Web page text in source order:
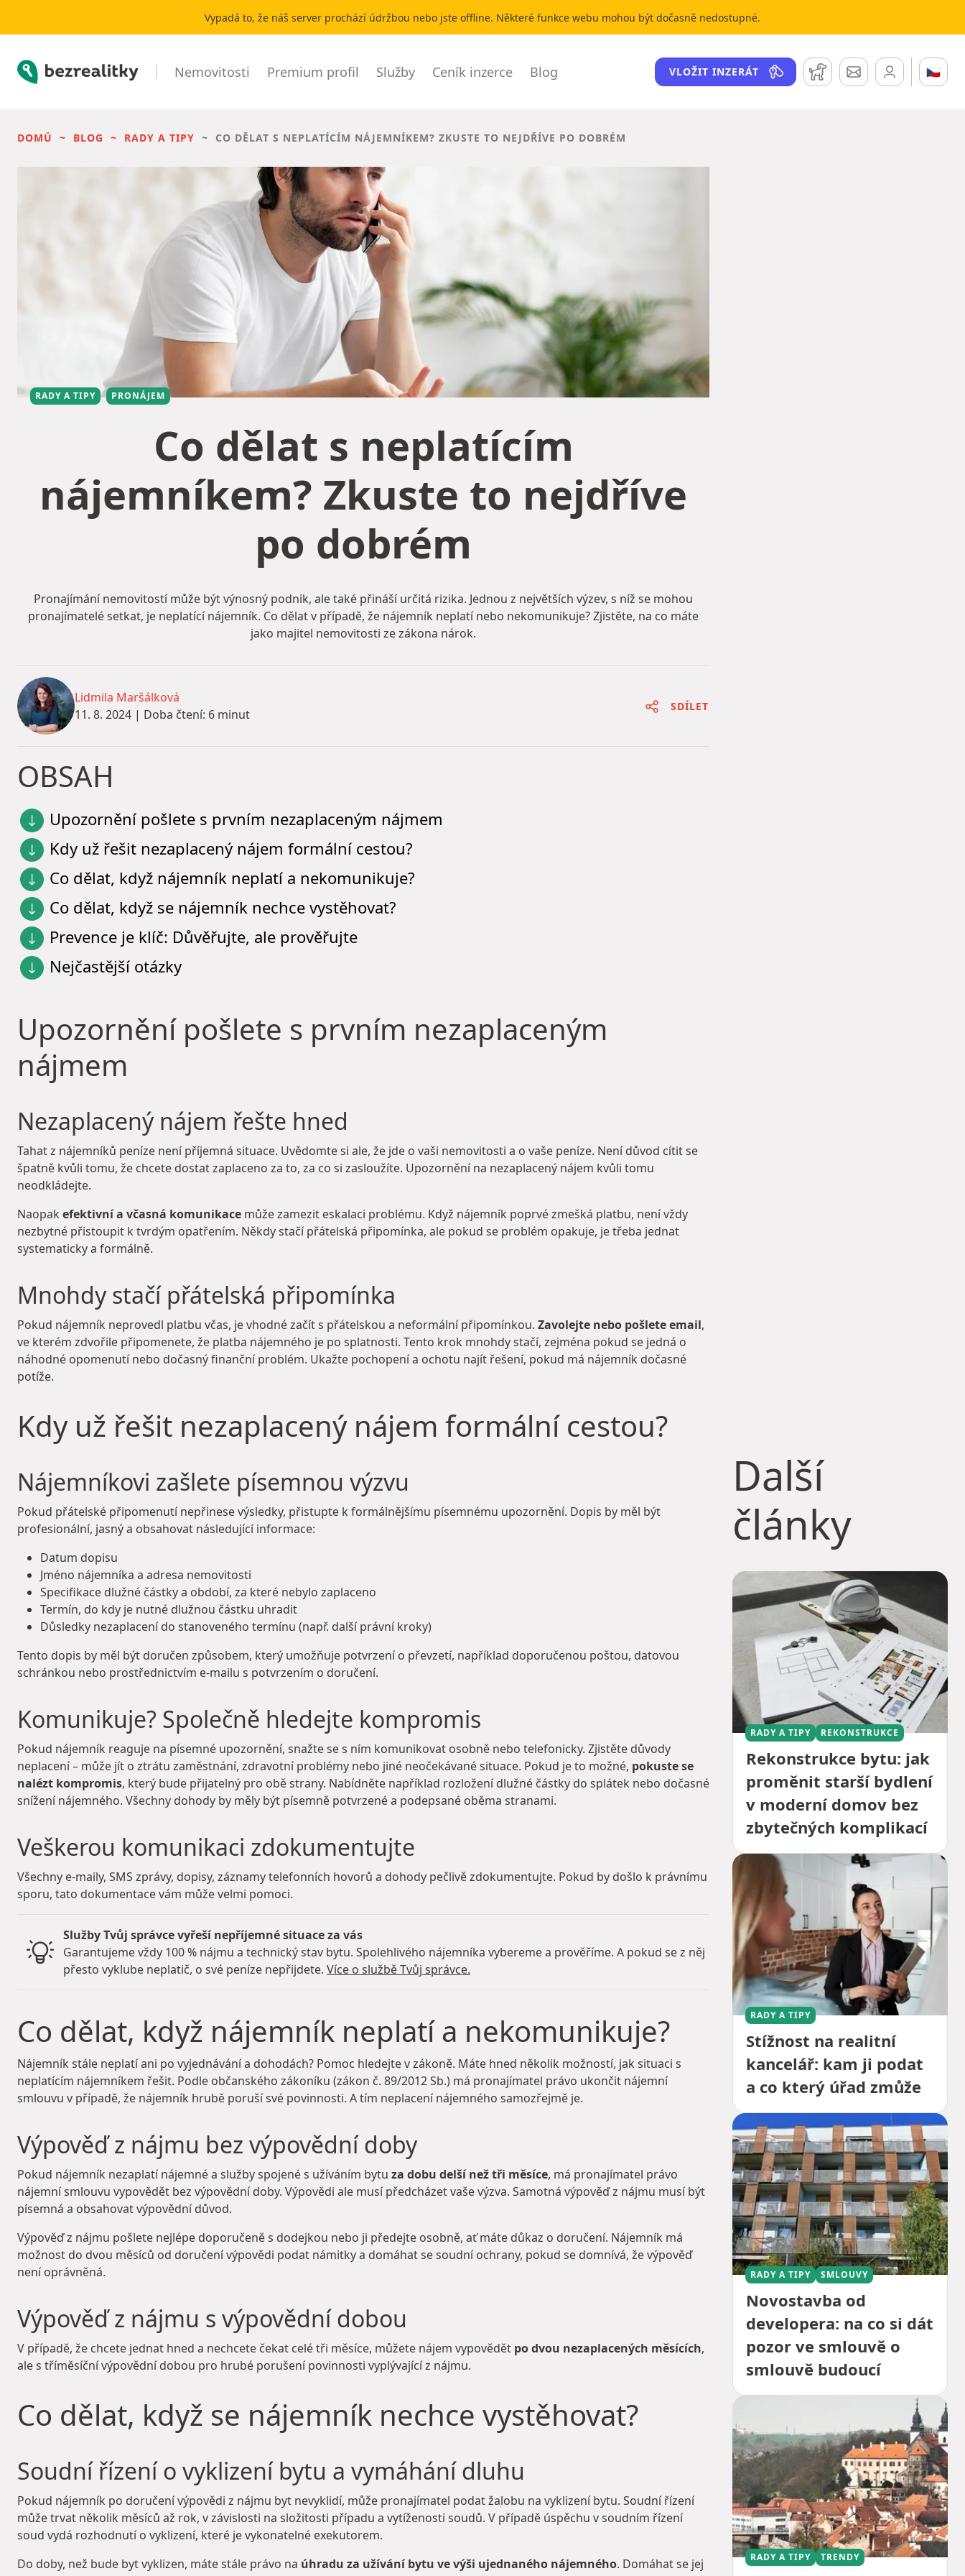
Vypadá to, že náš server prochází údržbou nebo jste offline. Některé funkce webu mohou být dočasně nedostupné.
Bezrealitky Nemovitosti Premium profil Služby Ceník inzerce Blog VLOŽIT INZERÁT Hlídací pesZprávy 🇨🇿
DOMŮ BLOG RADY A TIPY CO DĚLAT S NEPLATÍCÍM NÁJEMNÍKEM? ZKUSTE TO NEJDŘÍVE PO DOBRÉM
RADY A TIPY PRONÁJEM
Co dělat s neplatícím
nájemníkem? Zkuste to nejdříve
po dobrém
Pronajímání nemovitostí může být výnosný podnik, ale také přináší určitá rizika. Jednou z největších výzev, s níž se mohou
pronajímatelé setkat, je neplatící nájemník. Co dělat v případě, že nájemník neplatí nebo nekomunikuje? Zjistěte, na co máte
jako majitel nemovitosti ze zákona nárok.
Lidmila Maršálková
11. 8. 2024 | Doba čtení: 6 minut
SDÍLET
OBSAH
Upozornění pošlete s prvním nezaplaceným nájmem
Kdy už řešit nezaplacený nájem formální cestou?
Co dělat, když nájemník neplatí a nekomunikuje?
Co dělat, když se nájemník nechce vystěhovat?
Prevence je klíč: Důvěřujte, ale prověřujte
Nejčastější otázky
Upozornění pošlete s prvním nezaplaceným
nájmem
Nezaplacený nájem řešte hned
Tahat z nájemníků peníze není příjemná situace. Uvědomte si ale, že jde o vaši nemovitosti a o vaše peníze. Není důvod cítit se
špatně kvůli tomu, že chcete dostat zaplaceno za to, za co si zasloužíte. Upozornění na nezaplacený nájem kvůli tomu
neodkládejte.
Naopak efektivní a včasná komunikace může zamezit eskalaci problému. Když nájemník poprvé zmešká platbu, není vždy
nezbytné přistoupit k tvrdým opatřením. Někdy stačí přátelská připomínka, ale pokud se problém opakuje, je třeba jednat
systematicky a formálně.
Mnohdy stačí přátelská připomínka
Pokud nájemník neprovedl platbu včas, je vhodné začít s přátelskou a neformální připomínkou. Zavolejte nebo pošlete email,
ve kterém zdvořile připomenete, že platba nájemného je po splatnosti. Tento krok mnohdy stačí, zejména pokud se jedná o
náhodné opomenutí nebo dočasný finanční problém. Ukažte pochopení a ochotu najít řešení, pokud má nájemník dočasné
potíže.
Kdy už řešit nezaplacený nájem formální cestou?
Nájemníkovi zašlete písemnou výzvu
Pokud přátelské připomenutí nepřinese výsledky, přistupte k formálnějšímu písemnému upozornění. Dopis by měl být
profesionální, jasný a obsahovat následující informace:
Datum dopisu
Jméno nájemníka a adresa nemovitosti
Specifikace dlužné částky a období, za které nebylo zaplaceno
Termín, do kdy je nutné dlužnou částku uhradit
Důsledky nezaplacení do stanoveného termínu (např. další právní kroky)
Tento dopis by měl být doručen způsobem, který umožňuje potvrzení o převzetí, například doporučenou poštou, datovou
schránkou nebo prostřednictvím e-mailu s potvrzením o doručení.
Komunikuje? Společně hledejte kompromis
Pokud nájemník reaguje na písemné upozornění, snažte se s ním komunikovat osobně nebo telefonicky. Zjistěte důvody
neplacení – může jít o ztrátu zaměstnání, zdravotní problémy nebo jiné neočekávané situace. Pokud je to možné, pokuste se
nalézt kompromis, který bude přijatelný pro obě strany. Nabídněte například rozložení dlužné částky do splátek nebo dočasné
snížení nájemného. Všechny dohody by měly být písemně potvrzené a podepsané oběma stranami.
Veškerou komunikaci zdokumentujte
Všechny e-maily, SMS zprávy, dopisy, záznamy telefonních hovorů a dohody pečlivě zdokumentujte. Pokud by došlo k právnímu
sporu, tato dokumentace vám může velmi pomoci.
Služby Tvůj správce vyřeší nepříjemné situace za vás
Garantujeme vždy 100 % nájmu a technický stav bytu. Spolehlivého nájemníka vybereme a prověříme. A pokud se z něj
přesto vyklube neplatič, o své peníze nepřijdete. Více o službě Tvůj správce.
Co dělat, když nájemník neplatí a nekomunikuje?
Nájemník stále neplatí ani po vyjednávání a dohodách? Pomoc hledejte v zákoně. Máte hned několik možností, jak situaci s
neplatícím nájemníkem řešit. Podle občanského zákoníku (zákon č. 89/2012 Sb.) má pronajímatel právo ukončit nájemní
smlouvu v případě, že nájemník hrubě poruší své povinnosti. A tím neplacení nájemného samozřejmě je.
Výpověď z nájmu bez výpovědní doby
Pokud nájemník nezaplatí nájemné a služby spojené s užíváním bytu za dobu delší než tři měsíce, má pronajímatel právo
nájemní smlouvu vypovědět bez výpovědní doby. Výpovědi ale musí předcházet vaše výzva. Samotná výpověď z nájmu musí být
písemná a obsahovat výpovědní důvod.
Výpověď z nájmu pošlete nejlépe doporučeně s dodejkou nebo ji předejte osobně, ať máte důkaz o doručení. Nájemník má
možnost do dvou měsíců od doručení výpovědi podat námitky a domáhat se soudní ochrany, pokud se domnívá, že výpověď
není oprávněná.
Výpověď z nájmu s výpovědní dobou
V případě, že chcete jednat hned a nechcete čekat celé tři měsíce, můžete nájem vypovědět po dvou nezaplacených měsících,
ale s tříměsíční výpovědní dobou pro hrubé porušení povinnosti vyplývající z nájmu.
Co dělat, když se nájemník nechce vystěhovat?
Soudní řízení o vyklizení bytu a vymáhání dluhu
Pokud nájemník po doručení výpovědi z nájmu byt nevyklidí, může pronajímatel podat žalobu na vyklizení bytu. Soudní řízení
může trvat několik měsíců až rok, v závislosti na složitosti případu a vytíženosti soudů. V případě úspěchu v soudním řízení
soud vydá rozhodnutí o vyklizení, které je vykonatelné exekutorem.
Do doby, než bude byt vyklizen, máte stále právo na úhradu za užívání bytu ve výši ujednaného nájemného. Domáhat se jej
Další
články
RADY A TIPY REKONSTRUKCE
Rekonstrukce bytu: jak
proměnit starší bydlení
v moderní domov bez
zbytečných komplikací
RADY A TIPY
Stížnost na realitní
kancelář: kam ji podat
a co který úřad zmůže
RADY A TIPY SMLOUVY
Novostavba od
developera: na co si dát
pozor ve smlouvě o
smlouvě budoucí
RADY A TIPY TRENDY